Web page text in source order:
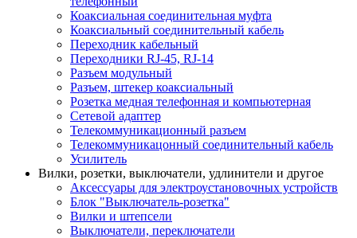
Коаксиальная соединительная муфта
Коаксиальный соединительный кабель
Переходник кабельный
Переходники RJ-45, RJ-14
Разъем модульный
Разъем, штекер коаксиальный
Розетка медная телефонная и компьютерная
Сетевой адаптер
Телекоммуникационный разъем
Телекоммуникацонный соединительный кабель
Усилитель
Вилки, розетки, выключатели, удлинители и другое
Аксессуары для электроустановочных устройств
Блок "Выключатель-розетка"
Вилки и штепсели
Выключатели, переключатели